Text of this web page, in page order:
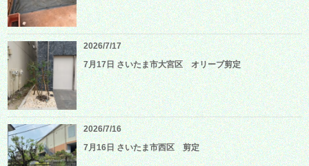
2026/7/17
7月17日 さいたま市大宮区 オリーブ剪定
2026/7/16
7月16日 さいたま市西区 剪定